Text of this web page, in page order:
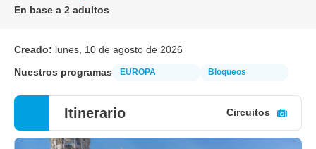
En base a 2 adultos
Creado: lunes, 10 de agosto de 2026
Nuestros programas
EUROPA Bloqueos
Itinerario Circuitos